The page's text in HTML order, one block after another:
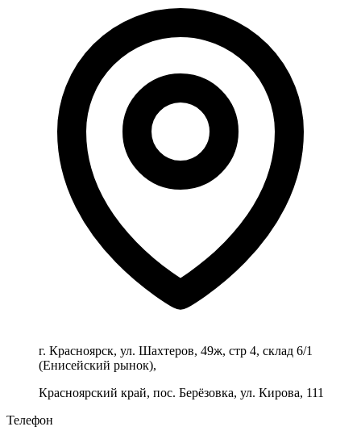
г. Красноярск, ул. Шахтеров, 49ж, стр 4, склад 6/1
(Енисейский рынок),
Красноярский край, пос. Берёзовка, ул. Кирова, 111
Телефон